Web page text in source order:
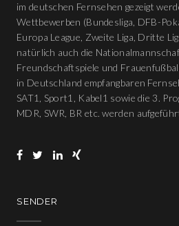
im deutschen Fernsehen gezeigt
Wettbewerben (Bundesliga, DFB-
Europa League, Zweite Liga, Dritte
natürlich auch die
Freundschaftspiele und
in Deutschland empfangbaren
SAT1, Sport1, Kabel1 sowie die 3.
MDR, SWR, BR etc. werden
SENDER